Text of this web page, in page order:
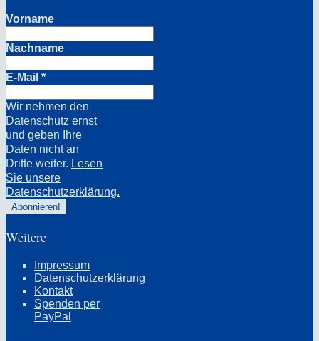
Vorname
Nachname
E-Mail *
Wir nehmen den
Datenschutz ernst
und geben Ihre
Daten nicht an
Dritte weiter. Lesen
Sie unsere
Datenschutzerklärung.
Weitere
Impressum
Datenschutzerklärung
Kontakt
Spenden per
PayPal